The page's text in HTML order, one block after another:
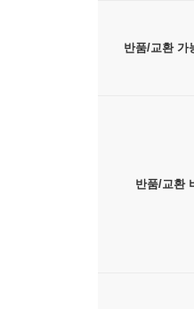
반품/교환 가
반품/교환